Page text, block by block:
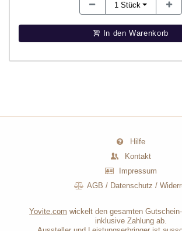
1 Stück
In den Warenkorb
Hilfe
Kontakt
Impressum
AGB / Datenschutz /
Yovite.com wickelt den gesamten
inklusive Zahlung ab.